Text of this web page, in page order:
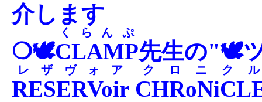
介します
❍🕊CLAMP
くらんぷ
先生の"🕊
RESERVoir
レザヴォア クロニクル